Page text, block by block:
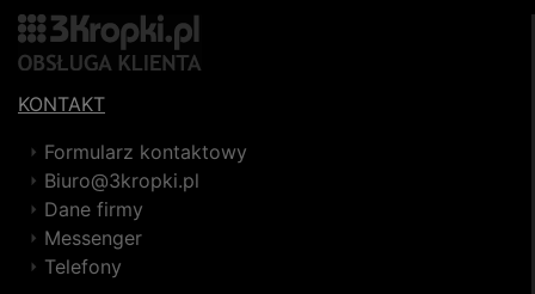
KONTAKT
Formularz kontaktowy
Biuro@3kropki.pl
Dane firmy
Messenger
Telefony